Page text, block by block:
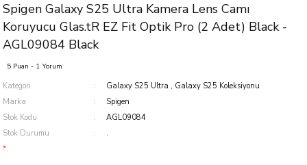
Spigen Galaxy S25 Ultra Kamera Lens Camı
Koruyucu Glas.tR EZ Fit Optik Pro (2 Adet) Black -
AGL09084 Black
5 Puan - 1 Yorum
Kategori Galaxy S25 Ultra , Galaxy S25 Koleksiyonu
Marka
Spigen
Stok Kodu
AGL09084
Stok Durumu
.
*.